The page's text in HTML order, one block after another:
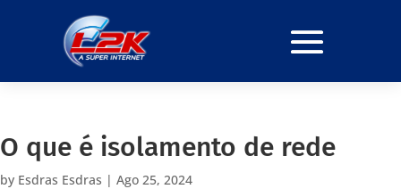
O que é isolamento de rede
by Esdras Esdras | Ago 25, 2024